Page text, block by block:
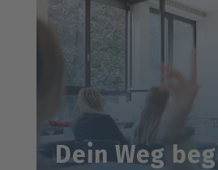
Dein Weg